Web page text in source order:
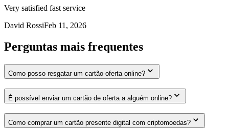
Very satisfied fast service
David RossiFeb 11, 2026
Perguntas mais frequentes
Como posso resgatar um cartão-oferta online?
É possível enviar um cartão de oferta a alguém online?
Como comprar um cartão presente digital com criptomoedas?